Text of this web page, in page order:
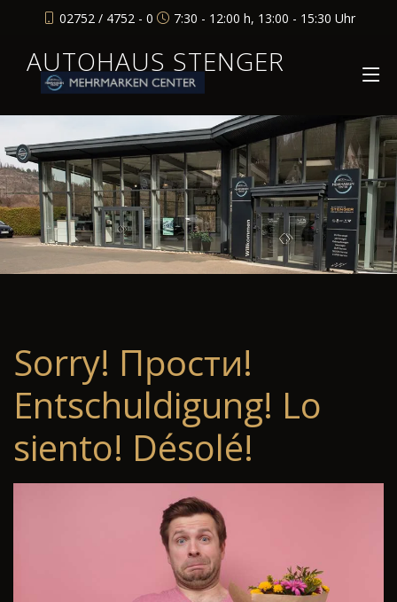
02752 / 4752 - 0 7:30 - 12:00 h, 13:00 - 15:30 Uhr
AUTOHAUS STENGER
Sorry! Прости!
Entschuldigung! Lo
siento! Désolé!